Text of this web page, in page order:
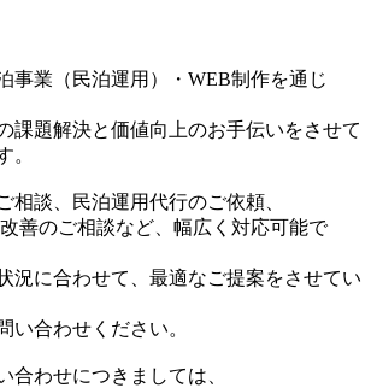
事業（民泊運用）・WEB制作を通じ
課題解決と価値向上のお手伝いをさせて
。
相談、民泊運用代行のご依頼、
善のご相談など、幅広く対応可能で
況に合わせて、最適なご提案をさせてい
い合わせください。
合わせにつきましては、